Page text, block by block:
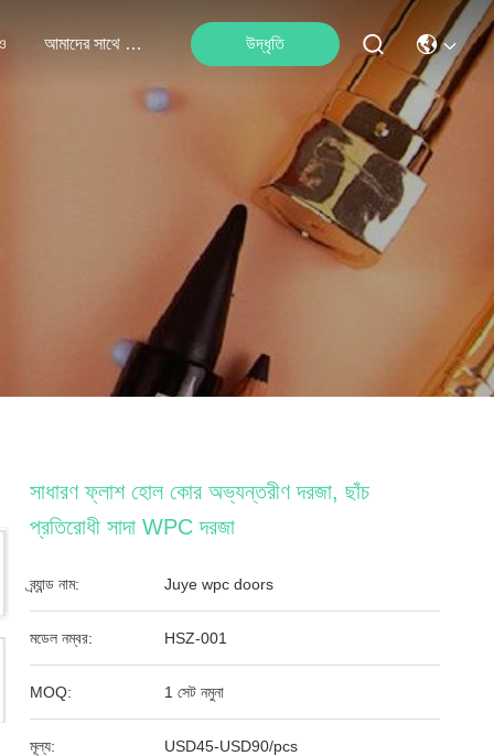
আমাদের সাথে যোগাযোগ উদ্ধৃতি
সাধারণ ফ্লাশ হোল কোর অভ্যন্তরীণ দরজা, ছাঁচ
প্রতিরোধী সাদা WPC দরজা
ব্র্যান্ড নাম: Juye wpc doors
মডেল নম্বর: HSZ-001
MOQ: 1 সেট নমুনা
মূল্য: USD45-USD90/pcs